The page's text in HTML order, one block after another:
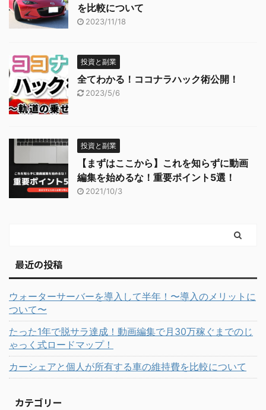
を比較について
2023/11/18
投資と副業
全てわかる！ココナラハック術公開！
2023/5/6
投資と副業
【まずはここから】これを知らずに動画
編集を始めるな！重要ポイント5選！
2021/10/3
最近の投稿
ウォーターサーバーを導入して半年！〜導入のメリットに
ついて〜
たった1年で脱サラ達成！動画編集で月30万稼ぐまでのじ
ゃっく式ロードマップ！
カーシェアと個人が所有する車の維持費を比較について
カテゴリー